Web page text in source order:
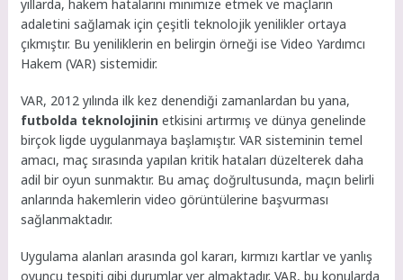
yıllarda, hakem hatalarını minimize etmek ve maçların
adaletini sağlamak için çeşitli teknolojik yenilikler ortaya
çıkmıştır. Bu yeniliklerin en belirgin örneği ise Video Yardımcı
Hakem (VAR) sistemidir.
VAR, 2012 yılında ilk kez denendiği zamanlardan bu yana,
futbolda teknolojinin etkisini artırmış ve dünya genelinde
birçok ligde uygulanmaya başlamıştır. VAR sisteminin temel
amacı, maç sırasında yapılan kritik hataları düzelterek daha
adil bir oyun sunmaktır. Bu amaç doğrultusunda, maçın belirli
anlarında hakemlerin video görüntülerine başvurması
sağlanmaktadır.
Uygulama alanları arasında gol kararı, kırmızı kartlar ve yanlış
oyuncu tespiti gibi durumlar yer almaktadır. VAR, bu konularda